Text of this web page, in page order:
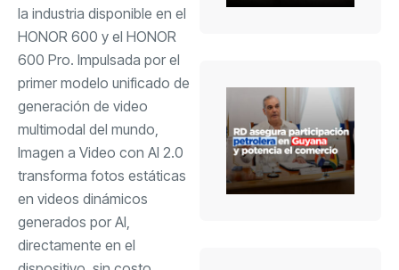
la industria disponible en el
HONOR 600 y el HONOR
600 Pro. Impulsada por el
primer modelo unificado de
generación de video
multimodal del mundo,
Imagen a Video con AI 2.0
transforma fotos estáticas
en videos dinámicos
generados por AI,
directamente en el